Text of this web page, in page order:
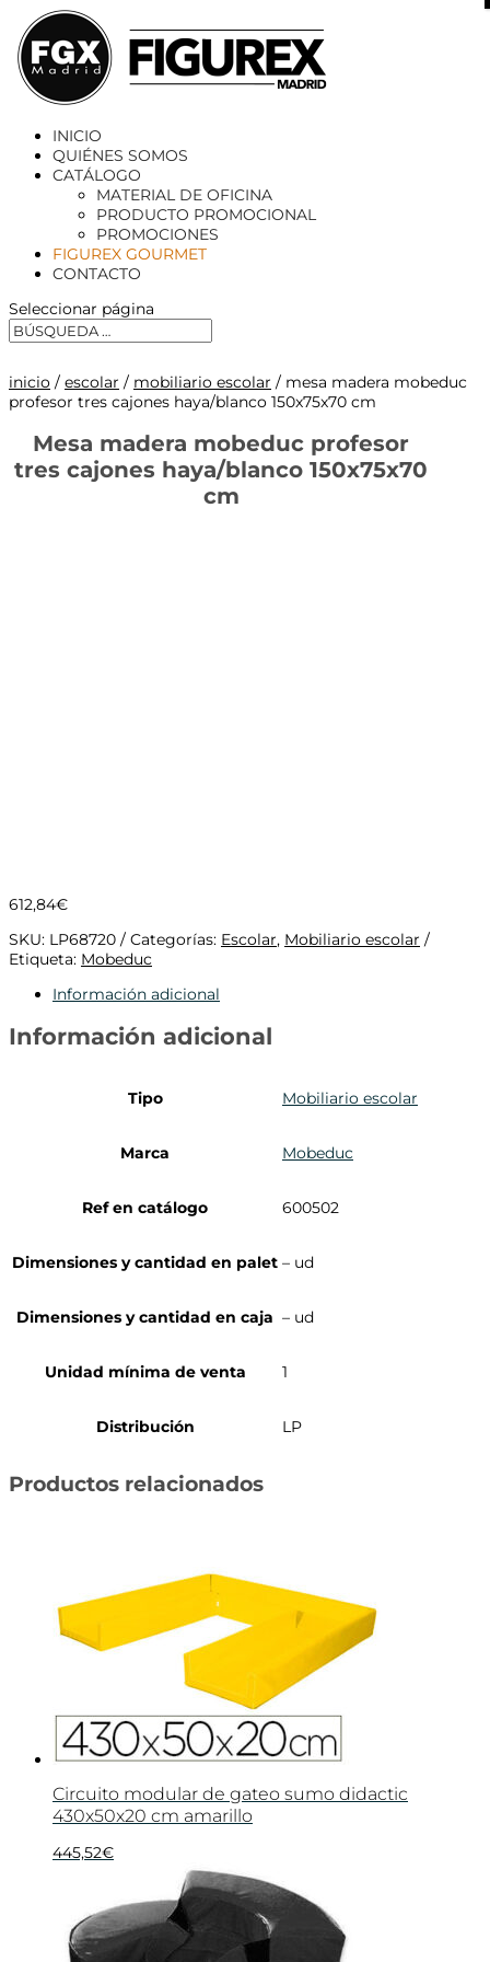
INICIO
QUIÉNES SOMOS
CATÁLOGO
MATERIAL DE OFICINA
PRODUCTO PROMOCIONAL
PROMOCIONES
FIGUREX GOURMET
CONTACTO
Seleccionar página
inicio / escolar / mobiliario escolar / mesa madera mobeduc
profesor tres cajones haya/blanco 150x75x70 cm
Mesa madera mobeduc profesor
tres cajones haya/blanco 150x75x70
cm
612,84€
SKU: LP68720 Categorías: Escolar, Mobiliario escolar
Etiqueta: Mobeduc
Información adicional
Información adicional
Tipo Mobiliario escolar
Marca Mobeduc
Ref en catálogo 600502
Dimensiones y cantidad en palet – ud
Dimensiones y cantidad en caja – ud
Unidad mínima de venta 1
Distribución LP
Productos relacionados
Circuito modular de gateo sumo didactic
430x50x20 cm amarillo
445,52€